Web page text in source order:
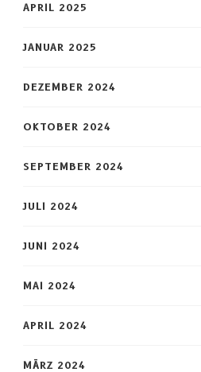
APRIL 2025
JANUAR 2025
DEZEMBER 2024
OKTOBER 2024
SEPTEMBER 2024
JULI 2024
JUNI 2024
MAI 2024
APRIL 2024
MÄRZ 2024